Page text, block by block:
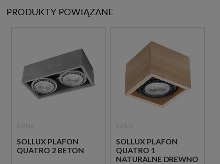
PRODUKTY POWIĄZANE
SOLLUX PLAFON
QUATRO 2 BETON
SOLLUX PLAFON
QUATRO 1
NATURALNE DREWNO